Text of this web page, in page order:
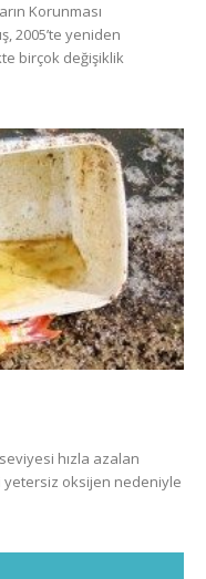
Korunması
2005’te yeniden
birçok değişiklik
hızla azalan
yetersiz oksijen nedeniyle